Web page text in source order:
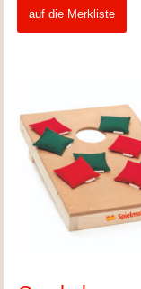
auf die Merkliste